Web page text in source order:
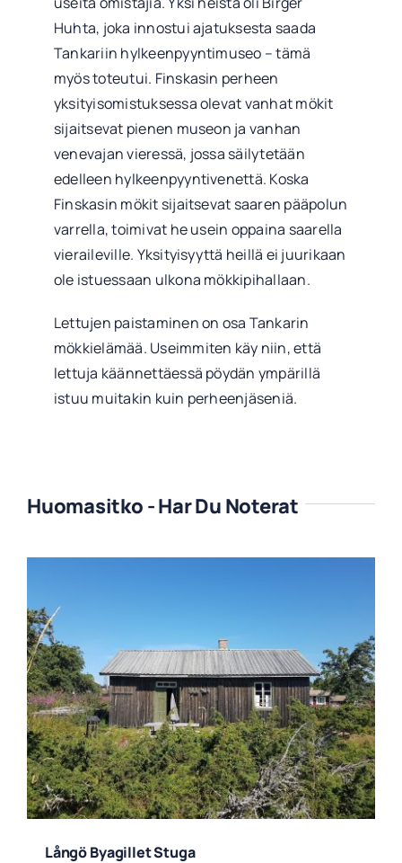
Huhta, joka innostui ajatuksesta saada
Tankariin hylkeenpyyntimuseo – tämä
myös toteutui. Finskasin perheen
yksityisomistuksessa olevat vanhat mökit
sijaitsevat pienen museon ja vanhan
venevajan vieressä, jossa säilytetään
edelleen hylkeenpyyntivenettä. Koska
Finskasin mökit sijaitsevat saaren pääpolun
varrella, toimivat he usein oppaina saarella
vieraileville. Yksityisyyttä heillä ei juurikaan
ole istuessaan ulkona mökkipihallaan.
Lettujen paistaminen on osa Tankarin
mökkielämää. Useimmiten käy niin, että
lettuja käännettäessä pöydän ympärillä
istuu muitakin kuin perheenjäseniä.
Huomasitko - Har Du Noterat
Långö Byagillet Stuga